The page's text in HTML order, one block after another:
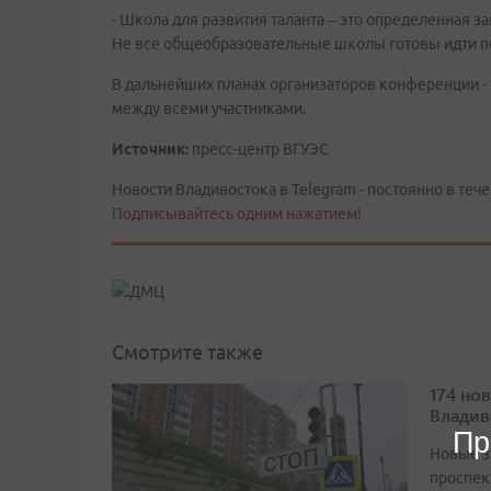
- Школа для развития таланта – это определенная
Не все общеобразовательные школы готовы идти
В дальнейших планах организаторов конференции
между всеми участниками.
Источник: пресс-центр ВГУЭС
Новости Владивостока в Telegram - постоянно в
Подписывайтесь одним нажатием!
Смотрите также
174
Новые